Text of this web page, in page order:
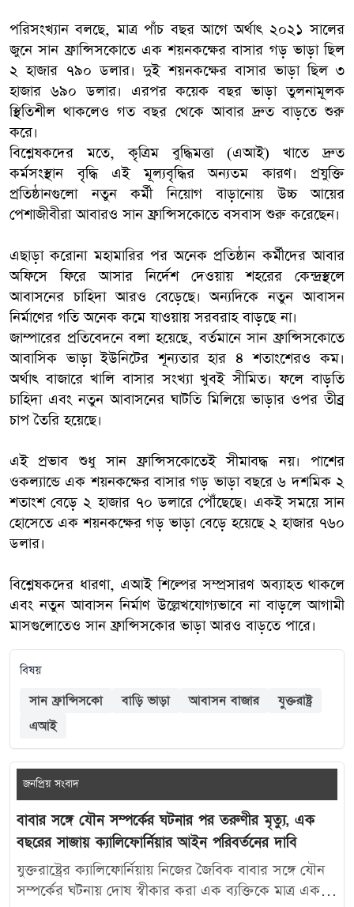
পরিসংখ্যান বলছে, মাত্র পাঁচ বছর আগে অর্থাৎ ২০২১ সালের
জুনে সান ফ্রান্সিসকোতে এক শয়নকক্ষের বাসার গড় ভাড়া ছিল
২ হাজার ৭৯০ ডলার। দুই শয়নকক্ষের বাসার ভাড়া ছিল ৩
হাজার ৬৯০ ডলার। এরপর কয়েক বছর ভাড়া তুলনামূলক
স্থিতিশীল থাকলেও গত বছর থেকে আবার দ্রুত বাড়তে শুরু
করে।
বিশ্লেষকদের মতে, কৃত্রিম বুদ্ধিমত্তা (এআই) খাতে দ্রুত
কর্মসংস্থান বৃদ্ধি এই মূল্যবৃদ্ধির অন্যতম কারণ। প্রযুক্তি
প্রতিষ্ঠানগুলো নতুন কর্মী নিয়োগ বাড়ানোয় উচ্চ আয়ের
পেশাজীবীরা আবারও সান ফ্রান্সিসকোতে বসবাস শুরু করেছেন।
এছাড়া করোনা মহামারির পর অনেক প্রতিষ্ঠান কর্মীদের আবার
অফিসে ফিরে আসার নির্দেশ দেওয়ায় শহরের কেন্দ্রস্থলে
আবাসনের চাহিদা আরও বেড়েছে। অন্যদিকে নতুন আবাসন
নির্মাণের গতি অনেক কমে যাওয়ায় সরবরাহ বাড়ছে না।
জাম্পারের প্রতিবেদনে বলা হয়েছে, বর্তমানে সান ফ্রান্সিসকোতে
আবাসিক ভাড়া ইউনিটের শূন্যতার হার ৪ শতাংশেরও কম।
অর্থাৎ বাজারে খালি বাসার সংখ্যা খুবই সীমিত। ফলে বাড়তি
চাহিদা এবং নতুন আবাসনের ঘাটতি মিলিয়ে ভাড়ার ওপর তীব্র
চাপ তৈরি হয়েছে।
এই প্রভাব শুধু সান ফ্রান্সিসকোতেই সীমাবদ্ধ নয়। পাশের
ওকল্যান্ডে এক শয়নকক্ষের বাসার গড় ভাড়া বছরে ৬ দশমিক ২
শতাংশ বেড়ে ২ হাজার ৭০ ডলারে পৌঁছেছে। একই সময়ে সান
হোসেতে এক শয়নকক্ষের গড় ভাড়া বেড়ে হয়েছে ২ হাজার ৭৬০
ডলার।
বিশ্লেষকদের ধারণা, এআই শিল্পের সম্প্রসারণ অব্যাহত থাকলে
এবং নতুন আবাসন নির্মাণ উল্লেখযোগ্যভাবে না বাড়লে আগামী
মাসগুলোতেও সান ফ্রান্সিসকোর ভাড়া আরও বাড়তে পারে।
বিষয়
সান ফ্রান্সিসকো বাড়ি ভাড়া আবাসন বাজার
যুক্তরাষ্ট্র
এআই
জনপ্রিয় সংবাদ
বাবার সঙ্গে যৌন সম্পর্কের ঘটনার পর তরুণীর মৃত্যু, এক
বছরের সাজায় ক্যালিফোর্নিয়ার আইন পরিবর্তনের দাবি
যুক্তরাষ্ট্রের ক্যালিফোর্নিয়ায় নিজের জৈবিক বাবার সঙ্গে যৌন
সম্পর্কের ঘটনায় দোষ স্বীকার করা এক ব্যক্তিকে মাত্র এক